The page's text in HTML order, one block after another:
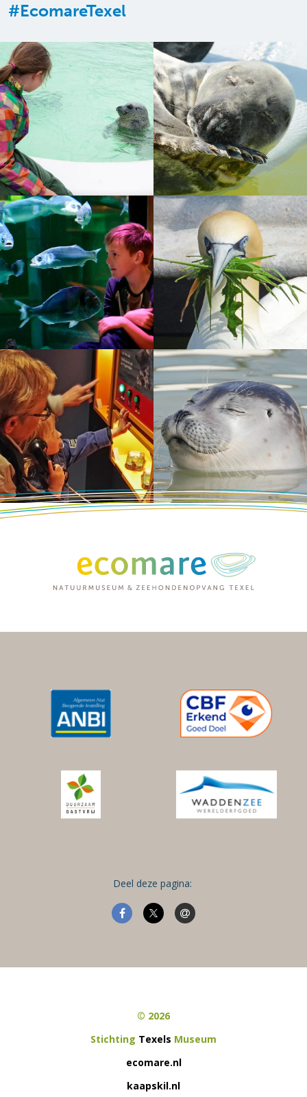
#EcomareTexel
Deel deze pagina:
© 2026
Stichting Texels Museum
ecomare.nl
kaapskil.nl